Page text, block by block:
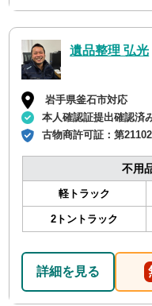
遺品整理 弘光
岩手県釜石市対応
本人確認証提出確認済
古物商許可証：第
不用
軽トラック
2トントラック
詳細を見る